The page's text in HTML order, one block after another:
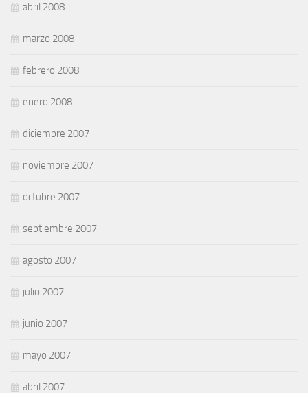
abril 2008
marzo 2008
febrero 2008
enero 2008
diciembre 2007
noviembre 2007
octubre 2007
septiembre 2007
agosto 2007
julio 2007
junio 2007
mayo 2007
abril 2007